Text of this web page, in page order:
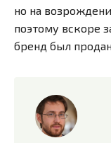
но на
поэтому вскоре
бренд был